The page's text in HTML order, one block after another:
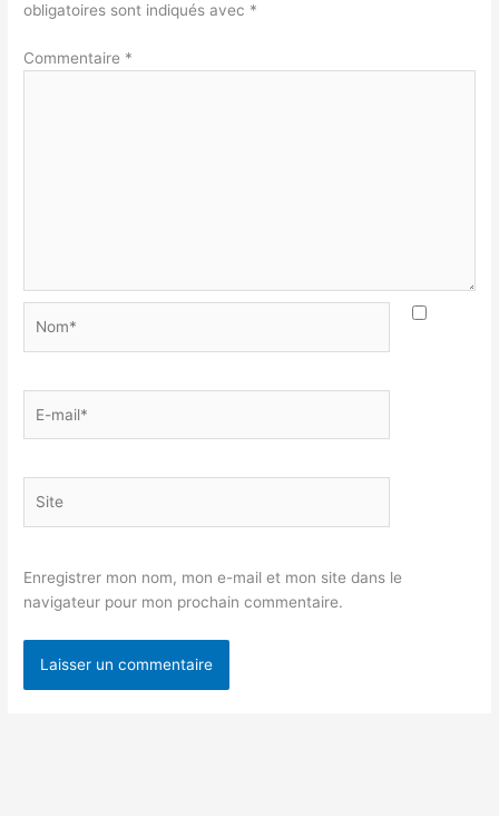
obligatoires sont indiqués avec *
Commentaire *
mail*
Enregistrer mon nom, mon e-mail et mon site dans le
navigateur pour mon prochain commentaire.